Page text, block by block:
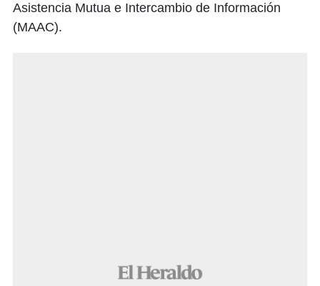
Asistencia Mutua e Intercambio de Información
(MAAC).